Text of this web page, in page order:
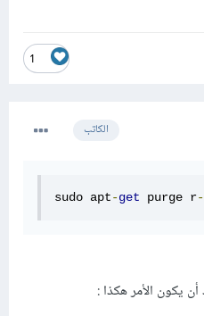
1
الكاتب
sudo apt-get purge r-
: